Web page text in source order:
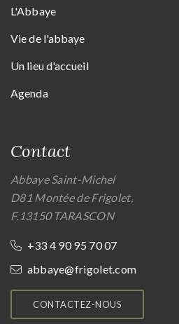
L'Abbaye
Vie de l'abbaye
Un lieu d'accueil
Agenda
Contact
Abbaye Saint-Michel
D81 Montée de Frigolet,
F.13150 TARASCON
+33 4 90 95 70 07
abbaye@frigolet.com
CONTACTEZ-NOUS